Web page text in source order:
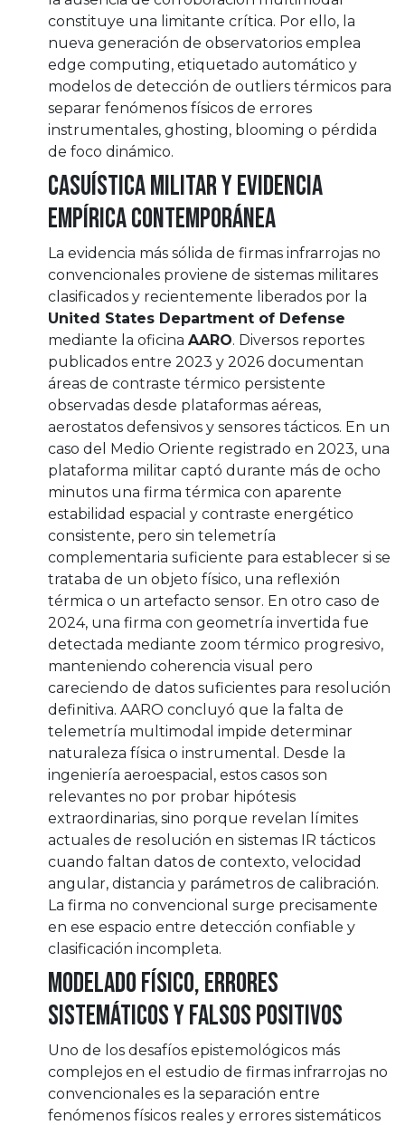
constituye una limitante crítica. Por ello, la
nueva generación de observatorios emplea
edge computing, etiquetado automático y
modelos de detección de outliers térmicos para
separar fenómenos físicos de errores
instrumentales, ghosting, blooming o pérdida
de foco dinámico.
Casuística militar y evidencia
empírica contemporánea
La evidencia más sólida de firmas infrarrojas no
convencionales proviene de sistemas militares
clasificados y recientemente liberados por la
United States Department of Defense
mediante la oficina AARO. Diversos reportes
publicados entre 2023 y 2026 documentan
áreas de contraste térmico persistente
observadas desde plataformas aéreas,
aerostatos defensivos y sensores tácticos. En un
caso del Medio Oriente registrado en 2023, una
plataforma militar captó durante más de ocho
minutos una firma térmica con aparente
estabilidad espacial y contraste energético
consistente, pero sin telemetría
complementaria suficiente para establecer si se
trataba de un objeto físico, una reflexión
térmica o un artefacto sensor. En otro caso de
2024, una firma con geometría invertida fue
detectada mediante zoom térmico progresivo,
manteniendo coherencia visual pero
careciendo de datos suficientes para resolución
definitiva. AARO concluyó que la falta de
telemetría multimodal impide determinar
naturaleza física o instrumental. Desde la
ingeniería aeroespacial, estos casos son
relevantes no por probar hipótesis
extraordinarias, sino porque revelan límites
actuales de resolución en sistemas IR tácticos
cuando faltan datos de contexto, velocidad
angular, distancia y parámetros de calibración.
La firma no convencional surge precisamente
en ese espacio entre detección confiable y
clasificación incompleta.
Modelado físico, errores
sistemáticos y falsos positivos
Uno de los desafíos epistemológicos más
complejos en el estudio de firmas infrarrojas no
convencionales es la separación entre
fenómenos físicos reales y errores sistemáticos